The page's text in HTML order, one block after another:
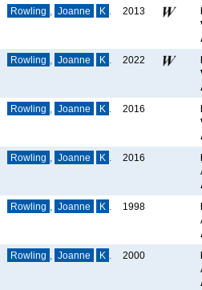
Rowling Joanne K 2013
Rowling Joanne K 2022
Rowling Joanne K 2016
Rowling Joanne K 2016
Rowling Joanne K 1998
Rowling Joanne K 2000